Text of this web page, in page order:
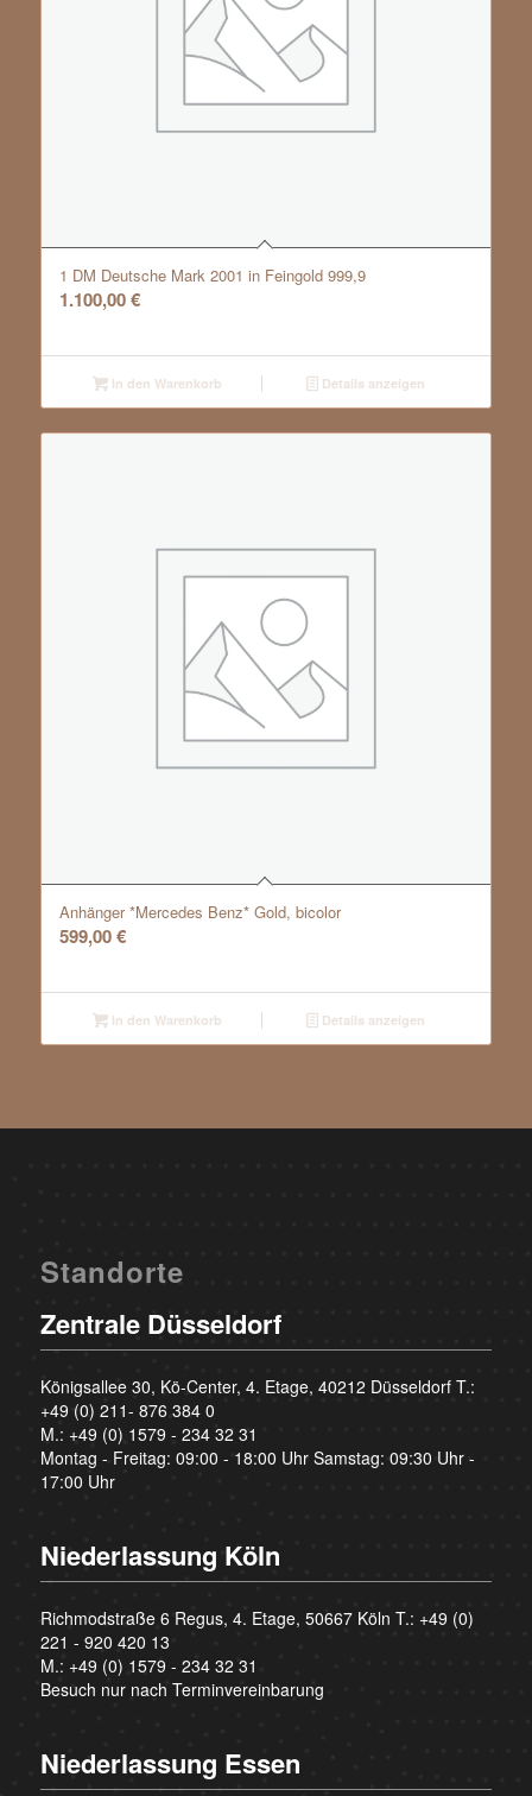
1 DM Deutsche Mark 2001 in Feingold 999,9
1.100,00€
In den Warenkorb Details anzeigen
Anhänger *Mercedes Benz* Gold, bicolor
599,00€
In den Warenkorb Details anzeigen
Standorte
Zentrale Düsseldorf
Königsallee 30, Kö-Center, 4. Etage, 40212 Düsseldorf T.:
+49 (0) 211- 876 384 0
M.: +49 (0) 1579 - 234 32 31
Montag - Freitag: 09:00 - 18:00 Uhr Samstag: 09:30 Uhr -
17:00 Uhr
Niederlassung Köln
Richmodstraße 6 Regus, 4. Etage, 50667 Köln T.: +49 (0)
221 - 920 420 13
M.: +49 (0) 1579 - 234 32 31
Besuch nur nach Terminvereinbarung
Niederlassung Essen